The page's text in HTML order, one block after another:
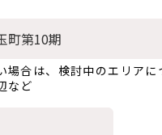
合は、検討中のエリア
など